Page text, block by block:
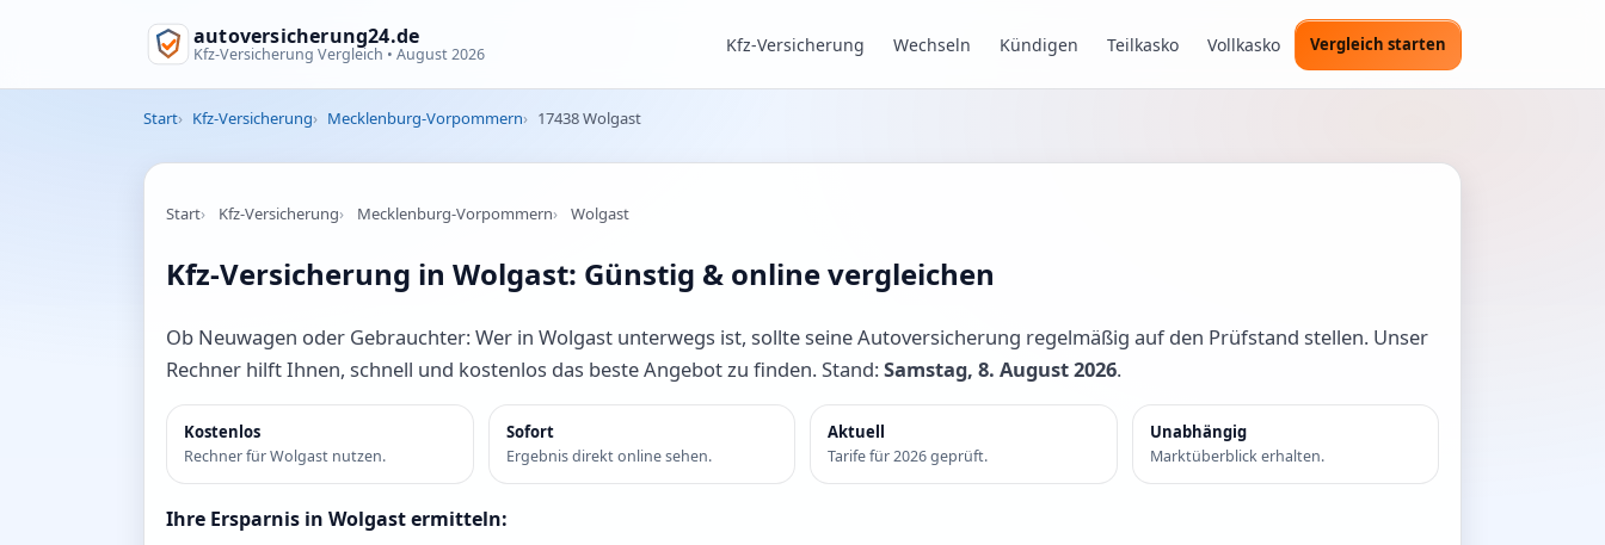
autoversicherung24.de
Kfz-Versicherung Vergleich • August 2026 Kfz-Versicherung Wechseln Kündigen Teilkasko Vollkasko Vergleich starten
Start Kfz-Versicherung Mecklenburg-Vorpommern 17438 Wolgast
Start Kfz-Versicherung Mecklenburg-Vorpommern Wolgast
Kfz-Versicherung in Wolgast: Günstig & online vergleichen
Ob Neuwagen oder Gebrauchter: Wer in Wolgast unterwegs ist, sollte seine Autoversicherung regelmäßig auf den Prüfstand stellen. Unser
Rechner hilft Ihnen, schnell und kostenlos das beste Angebot zu finden. Stand:Samstag, 8. August 2026.
Kostenlos
Rechner für Wolgast nutzen.
Sofort
Ergebnis direkt online sehen.
Aktuell
Tarife für 2026 geprüft.
Unabhängig
Marktüberblick erhalten.
Ihre Ersparnis in Wolgast ermitteln: